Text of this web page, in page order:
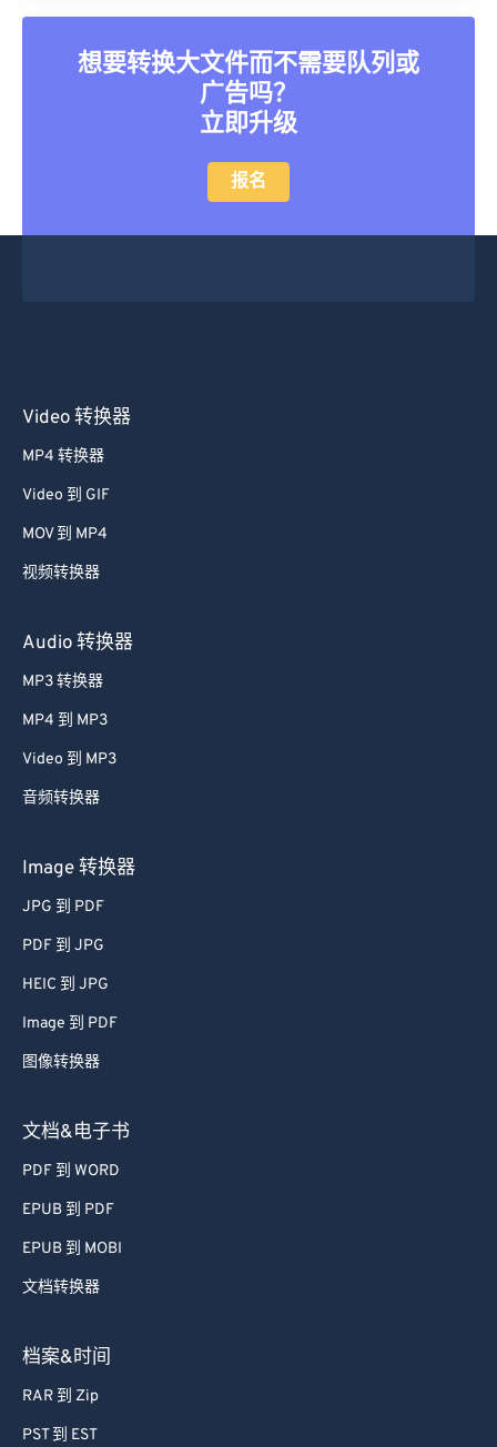
想要转换大文件而不需要队列或
广告吗？
立即升级
报名
Video 转换器
MP4 转换器
Video 到 GIF
MOV 到 MP4
视频转换器
Audio 转换器
MP3 转换器
MP4 到 MP3
Video 到 MP3
音频转换器
Image 转换器
JPG 到 PDF
PDF 到 JPG
HEIC 到 JPG
Image 到 PDF
图像转换器
文档&电子书
PDF 到 WORD
EPUB 到 PDF
EPUB 到 MOBI
文档转换器
档案&时间
RAR 到 Zip
PST 到 EST